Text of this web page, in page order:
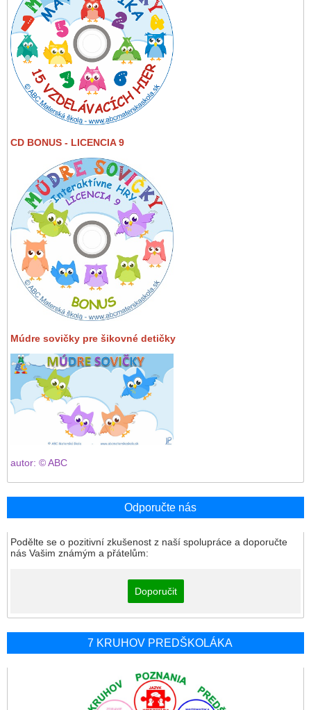
CD BONUS - LICENCIA 9
Múdre sovičky pre šikovné detičky
autor: © ABC
Odporučte nás
Podělte se o pozitivní zkušenost z naší spolupráce a doporučte
nás Vašim známým a přátelům:
Doporučit
7 KRUHOV PREDŠKOLÁKA